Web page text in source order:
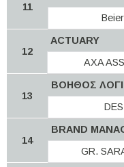
11
12
ACTUARY
AXA
13
ΒΟΗΘΟΣ
14
BRAND
GR.